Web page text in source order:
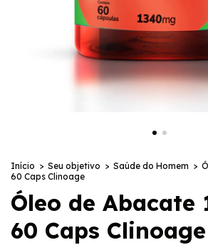
Início > Seu objetivo > Saúde do Homem >
60 Caps Clinoage
Óleo de Abacate
60 Caps Clinoage